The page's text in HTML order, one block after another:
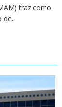
traz como
de...